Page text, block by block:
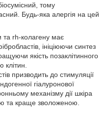
тому
Будь-яка алергія на цей
та rh-колагену має
ініціюючи синтез
якість позаклітинного
призводить до стимуляції
гіалуронової
механізму дії шкіра
та краще зволоженою.